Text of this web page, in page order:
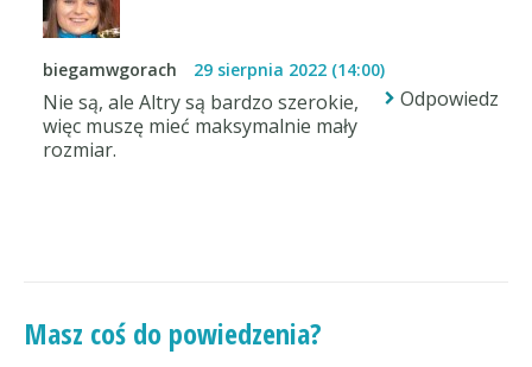
biegamwgorach 29 sierpnia 2022 (14:00)
Odpowiedz
Nie są, ale Altry są bardzo szerokie,
więc muszę mieć maksymalnie mały
rozmiar.
Masz coś do powiedzenia?